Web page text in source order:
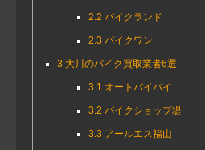
2.2 バイクランド
2.3 バイクワン
3 大川のバイク買取業者6選
3.1 オートバイバイ
3.2 バイクショップ堤
3.3 アールエス福山